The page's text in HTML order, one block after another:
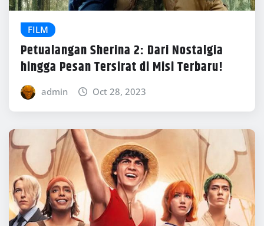
FILM
Petualangan Sherina 2: Dari Nostalgia
hingga Pesan Tersirat di Misi Terbaru!
admin Oct 28, 2023